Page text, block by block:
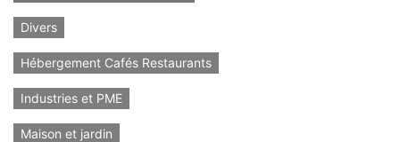
Divers
Hébergement Cafés Restaurants
Industries et PME
Maison et jardin